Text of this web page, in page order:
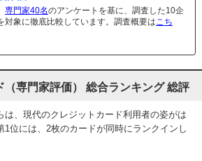
専門家40名のアンケートを基に、調査した10企
対象に徹底比較しています。調査概要はこち
（専門家評価） 総合ランキング 総評
は、現代のクレジットカード利用者の姿がは
1位には、2枚のカードが同時にランクインし